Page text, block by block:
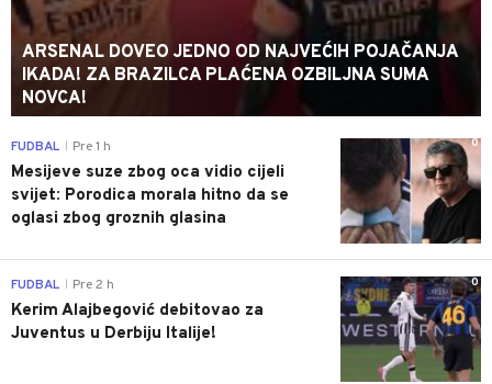
ARSENAL DOVEO JEDNO OD NAJVEĆIH POJAČANJA
IKADA! ZA BRAZILCA PLAĆENA OZBILJNA SUMA
NOVCA!
0
FUDBAL Pre 1 h
Mesijeve suze zbog oca vidio cijeli
svijet: Porodica morala hitno da se
oglasi zbog groznih glasina
0
FUDBAL Pre 2 h
Kerim Alajbegović debitovao za
Juventus u Derbiju Italije!